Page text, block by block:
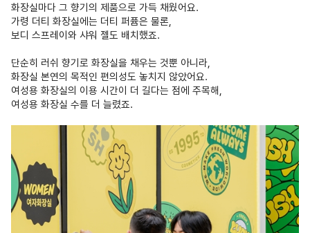
화장실마다 그 향기의 제품으로 가득 채웠어요.
가령 더티 화장실에는 더티 퍼퓸은 물론,
보디 스프레이와 샤워 젤도 배치했죠.
단순히 러쉬 향기로 화장실을 채우는 것뿐 아니라,
화장실 본연의 목적인 편의성도 놓치지 않았어요.
여성용 화장실의 이용 시간이 더 길다는 점에 주목해,
여성용 화장실 수를 더 늘렸죠.